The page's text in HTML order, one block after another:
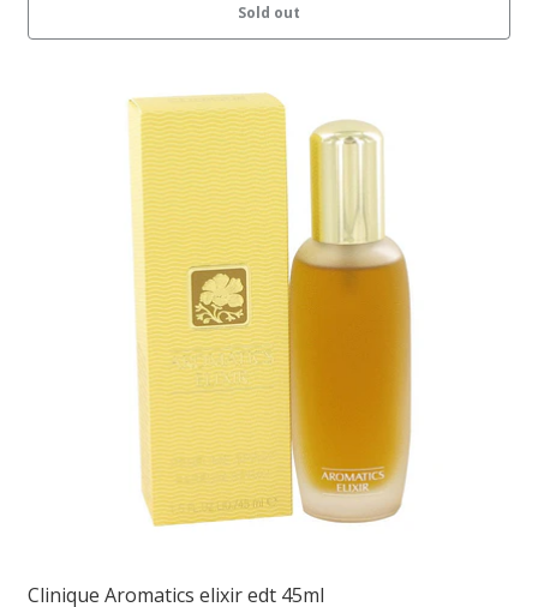
Sold out
Clinique Aromatics elixir edt 45ml